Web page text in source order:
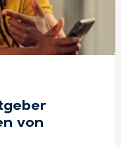
von